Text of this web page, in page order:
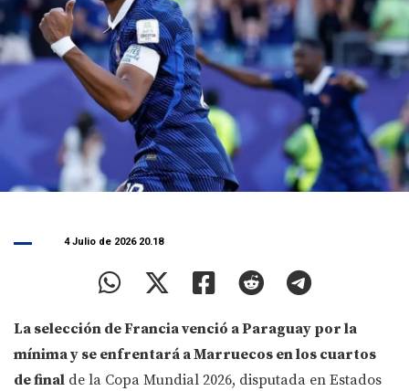
4 Julio de 2026 20.18
La selección de Francia venció a Paraguay por la
mínima y se enfrentará a Marruecos en los cuartos
de final de la Copa Mundial 2026, disputada en Estados